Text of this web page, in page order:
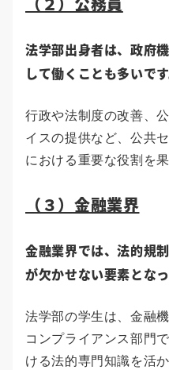
法学部出身者は、政府
して働くことも多いです
行政や法制度の改善、
イスの提供など、公共
における重要な役割を果
（３）金融業界
金融業界では、法的規
が欠かせない要素となっ
法学部の学生は、金融
コンプライアンス部門
ける法的専門知識を活